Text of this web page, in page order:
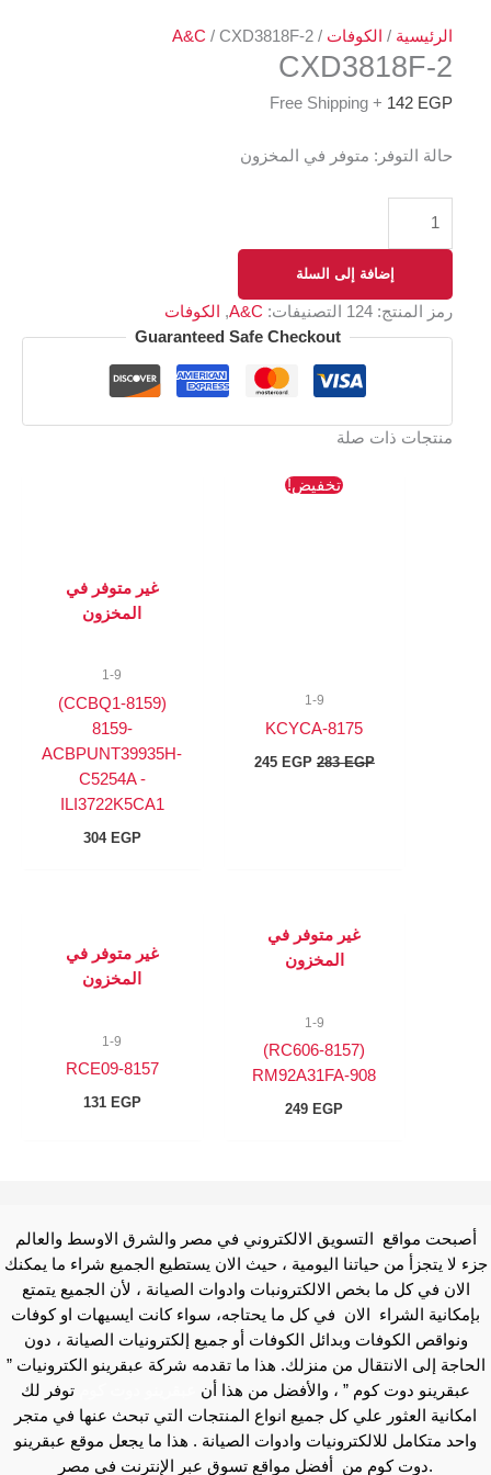
الرئيسية / الكوفات /
A&C / CXD3818F-2
CXD3818F-2
142 EGP
+ Free Shipping
حالة التوفر: متوفر في المخزون
إضافة إلى السلة
رمز المنتج: 124 التصنيفات: A&C
,
الكوفات
Guaranteed Safe Checkout
منتجات ذات صلة
تخفيض!
1-9
8175-KCYCA
283EGP
السعر
245 EGP
غير متوفر في
المخزون
1-9
(8159-CCBQ1)
8159-
ACBPUNT39935H-
C5254A -
ILI3722K5CA1
304 EGP
غير متوفر في
المخزون
1-9
(8157-RC606)
RM92A31FA-908
249 EGP
غير متوفر في
المخزون
1-9
8157-RCE09
131 EGP
أصبحت مواقع التسويق الالكتروني في مصر والشرق الاوسط والعالم
جزء لا يتجزأ من حياتنا اليومية ، حيث الان يستطيع الجميع شراء ما يمكنك
الان في كل ما بخص الالكترونبات وادوات الصيانة ، لأن الجميع يتمتع
بإمكانية الشراء الان في كل ما يحتاجه، سواء كانت ايسيهات او كوفات
ونواقص الكوفات وبدائل الكوفات أو جميع إلكترونيات الصيانة ، دون
الحاجة إلى الانتقال من منزلك. هذا ما تقدمه شركة عبقرينو الكترونيات ”
عبقرينو دوت كوم ” ، والأفضل من هذا أن
توفر لك
امكانية العثور علي كل جميع انواع المنتجات التي تبحث عنها في متجر
واحد متكامل للالكترونيات وادوات الصيانة . هذا ما يجعل موقع عبقرينو
دوت كوم من أفضل مواقع تسوق عبر الإنترنت في مصر.